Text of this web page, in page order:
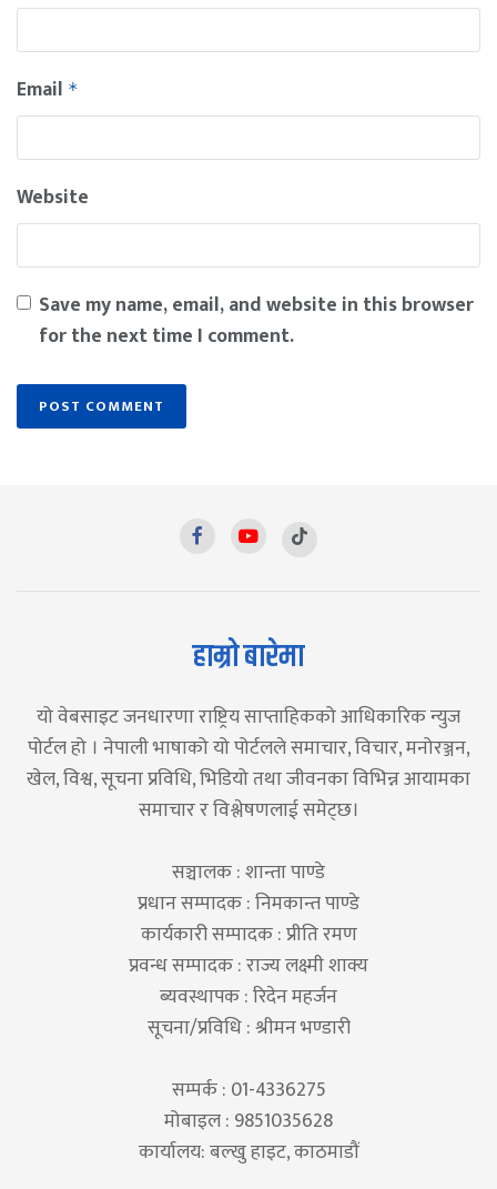
Email *
Website
Save my name, email, and website in this browser
for the next time I comment.
हाम्रो बारेमा
यो वेबसाइट जनधारणा राष्ट्रिय साप्ताहिकको आधिकारिक न्युज
पोर्टल हो । नेपाली भाषाको यो पोर्टलले समाचार, विचार, मनोरञ्जन,
खेल, विश्व, सूचना प्रविधि, भिडियो तथा जीवनका विभिन्न आयामका
समाचार र विश्लेषणलाई समेट्छ।
सञ्चालक : शान्ता पाण्डे
प्रधान सम्पादक : निमकान्त पाण्डे
कार्यकारी सम्पादक : प्रीति रमण
प्रवन्ध सम्पादक : राज्य लक्ष्मी शाक्य
ब्यवस्थापक : रिदेन महर्जन
सूचना/प्रविधि : श्रीमन भण्डारी
सम्पर्क : 01-4336275
मोबाइल : 9851035628
कार्यालय: बल्खु हाइट, काठमाडौं